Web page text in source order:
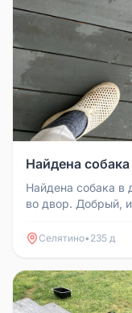
Найдена
Найдена собака в
во двор. Добрый,
Селятино• 235 д